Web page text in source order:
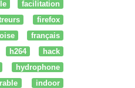
facilitation
firefox
français
h264
hack
hydrophone
indoor